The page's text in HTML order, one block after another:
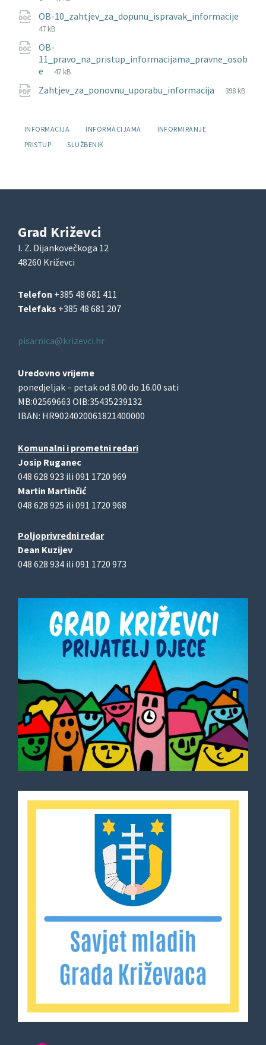
OB-10_zahtjev_za_dopunu_ispravak_informacije
File
doc
File
47 kB
OB-
11_pravo_na_pristup_informacijama_pravne_osob
e
File
doc
File
47 kB
Zahtjev_za_ponovnu_uporabu_informacija
File
pdf
File
398 kB
Oznake:
INFORMACIJA INFORMACIJAMA
INFORMIRANJE
PRISTUP
SLUŽBENIK
Grad Križevci
I. Z. Dijankovečkoga 12
48260 Križevci
Telefon +385 48 681 411
Telefaks +385 48 681 207
pisarnica@krizevci.hr
Uredovno vrijeme
ponedjeljak – petak od 8.00 do 16.00 sati
MB:02569663 OIB:35435239132
IBAN: HR9024020061821400000
Komunalni i prometni redari
Josip Ruganec
048 628 923 ili 091 1720 969
Martin Martinčić
048 628 925 ili 091 1720 968
Poljoprivredni redar
Dean Kuzijev
048 628 934 ili 091 1720 973